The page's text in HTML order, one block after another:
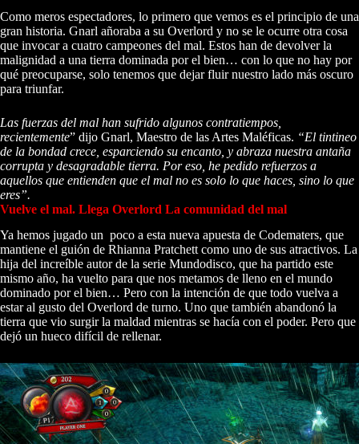
Como meros espectadores, lo primero que vemos es el principio de una
gran historia. Gnarl añoraba a su Overlord y no se le ocurre otra cosa
que invocar a cuatro campeones del mal. Estos han de devolver la
malignidad a una tierra dominada por el bien… con lo que no hay por
qué preocuparse, solo tenemos que dejar fluir nuestro lado más oscuro
para triunfar.
Las fuerzas del mal han sufrido algunos contratiempos,
recientemente” dijo Gnarl, Maestro de las Artes Maléficas. “El tintineo
de la bondad crece, esparciendo su encanto, y abraza nuestra antaña
corrupta y desagradable tierra. Por eso, he pedido refuerzos a
aquellos que entienden que el mal no es solo lo que haces, sino lo que
eres”.
Vuelve el mal. Llega Overlord La comunidad del mal
Ya hemos jugado un poco a esta nueva apuesta de Codematers, que
mantiene el guión de Rhianna Pratchett como uno de sus atractivos. La
hija del increíble autor de la serie Mundodisco, que ha partido este
mismo año, ha vuelto para que nos metamos de lleno en el mundo
dominado por el bien… Pero con la intención de que todo vuelva a
estar al gusto del Overlord de turno. Uno que también abandonó la
tierra que vio surgir la maldad mientras se hacía con el poder. Pero que
dejó un hueco difícil de rellenar.